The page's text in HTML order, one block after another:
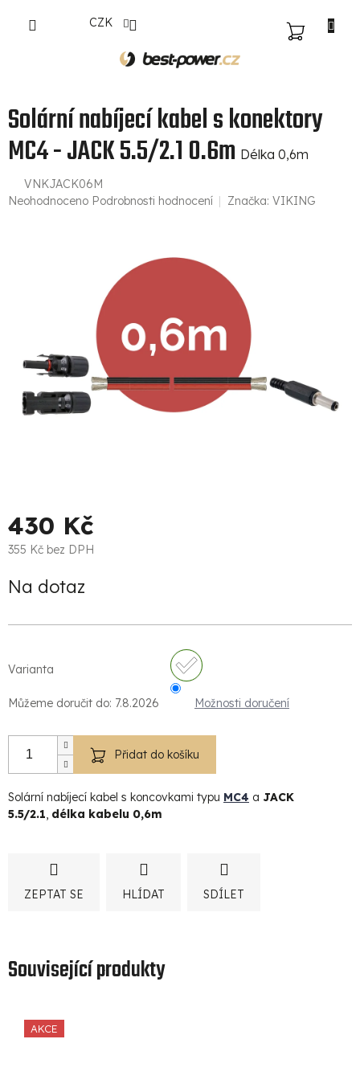
CZK
NÁKUPNÍ
Solární nabíjecí kabel s konektory
MC4 - JACK 5.5/2.1 0.6m Délka 0,6m
VNKJACK06M
Průměrné
Neohodnoceno Podrobnosti hodnocení Značka: VIKING
430 Kč
355 Kč bez DPH
cena:
Na dotaz
Varianta
Můžeme doručit do: 7.8.2026 Možnosti doručení
Přidat do košíku
Solární nabíjecí kabel s koncovkami typu MC4 a JACK
5.5/2.1, délka kabelu 0,6m
ZEPTAT SE HLÍDAT SDÍLET
Související produkty
AKCE